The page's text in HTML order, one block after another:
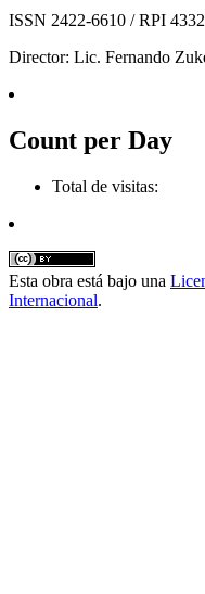
ISSN 2422-6610 / RPI
Director: Lic. Fernando
Count per Day
Total de visitas:
Esta obra está bajo una
Internacional.